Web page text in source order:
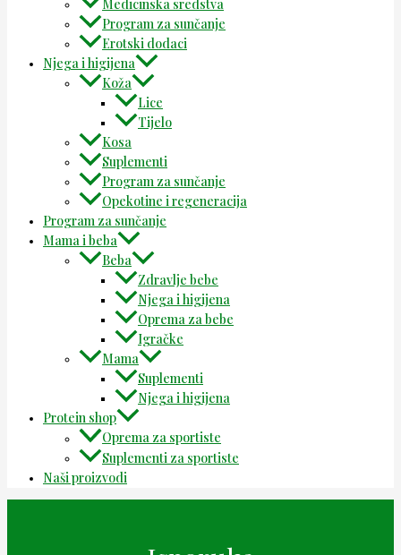
Medicinska sredstva
Program za sunčanje
Erotski dodaci
Njega i higijena
Koža
Lice
Tijelo
Kosa
Suplementi
Program za sunčanje
Opekotine i regeneracija
Program za sunčanje
Mama i beba
Beba
Zdravlje bebe
Njega i higijena
Oprema za bebe
Igračke
Mama
Suplementi
Njega i higijena
Protein shop
Oprema za sportiste
Suplementi za sportiste
Naši proizvodi